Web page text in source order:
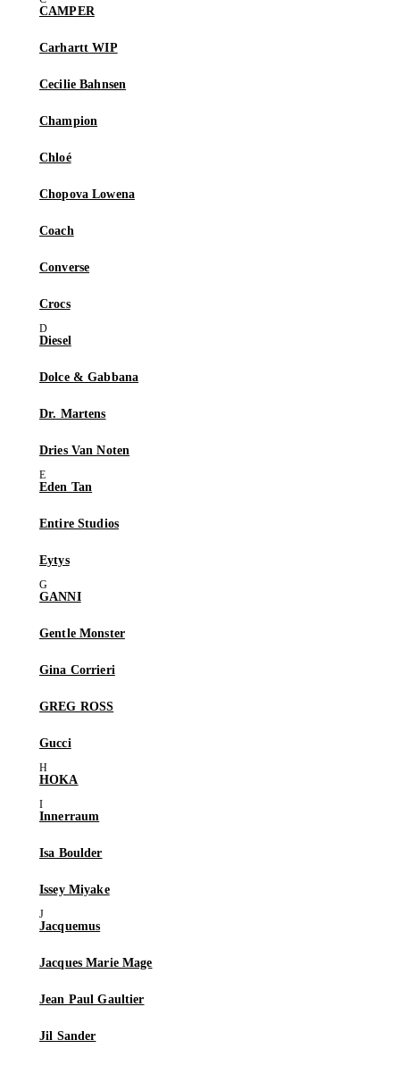
CAMPER
Carhartt WIP
Cecilie Bahnsen
Champion
Chloé
Chopova Lowena
Coach
Converse
Crocs
Diesel
Dolce & Gabbana
Dr. Martens
Dries Van Noten
Eden Tan
Entire Studios
Eytys
GANNI
Gentle Monster
Gina Corrieri
GREG ROSS
Gucci
HOKA
Innerraum
Isa Boulder
Issey Miyake
Jacquemus
Jacques Marie Mage
Jean Paul Gaultier
Jil Sander